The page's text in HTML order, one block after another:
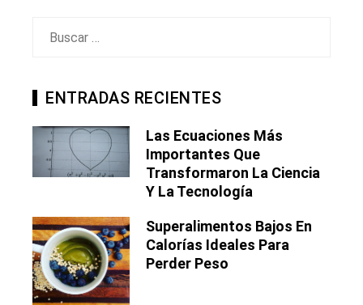
ENTRADAS RECIENTES
Las Ecuaciones Más
Importantes Que
Transformaron La Ciencia
Y La Tecnología
Superalimentos Bajos En
Calorías Ideales Para
Perder Peso